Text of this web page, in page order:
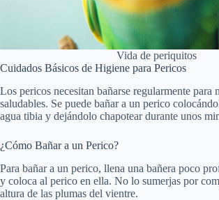
Vida de periquitos
Cuidados Básicos de Higiene para Pericos
Los pericos necesitan bañarse regularmente para
saludables. Se puede bañar a un perico
agua tibia y dejándolo chapotear durante unos
¿Cómo Bañar a un Perico?
Para bañar a un perico, llena una bañera poco
y coloca al perico en ella. No lo sumerjas por
altura de las plumas del vientre.